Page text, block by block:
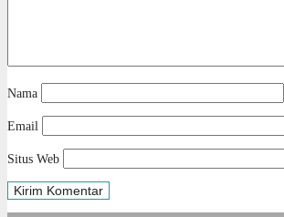
Nama
Email
Situs Web